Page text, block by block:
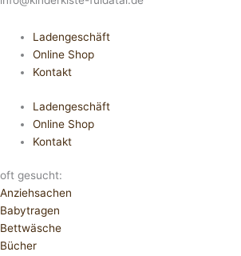
Ladengeschäft
Online Shop
Kontakt
Ladengeschäft
Online Shop
Kontakt
oft gesucht:
Anziehsachen
Babytragen
Bettwäsche
Bücher